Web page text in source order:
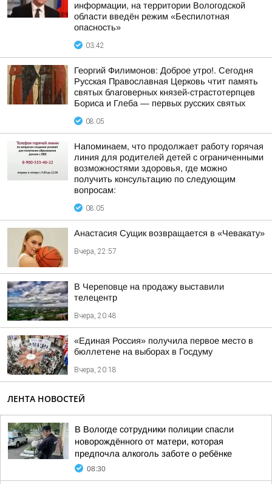
информации, на территории Вологодской
области введён режим «Беспилотная
опасность»
03:42
Георгий Филимонов: Доброе утро!. Сегодня
Русская Православная Церковь чтит память
святых благоверных князей-страстотерпцев
Бориса и Глеба — первых русских святых
08:05
Напоминаем, что продолжает работу горячая
линия для родителей детей с ограниченными
возможностями здоровья, где можно
получить консультацию по следующим
вопросам:
08:05
Анастасия Сущик возвращается в «Чевакату»
Вчера, 22:57
В Череповце на продажу выставили
телецентр
Вчера, 20:48
«Единая Россия» получила первое место в
бюллетене на выборах в Госдуму
Вчера, 20:18
ЛЕНТА НОВОСТЕЙ
В Вологде сотрудники полиции спасли
новорождённого от матери, которая
предпочла алкоголь заботе о ребёнке
08:30